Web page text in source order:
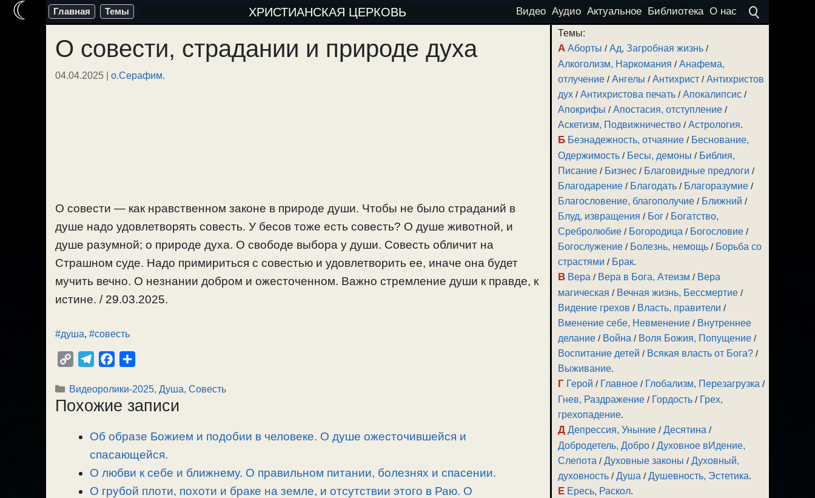
Перейти
содержимому
Главная Темы ХРИСТИАНСКАЯ ЦЕРКОВЬ Видео Аудио Актуальное Библиотека О нас
О совести, страдании и природе духа
04.04.2025 | о.Серафим.
О совести — как нравственном законе в природе души. Чтобы не было страданий в
душе надо удовлетворять совесть. У бесов тоже есть совесть? О душе животной, и
душе разумной; о природе духа. О свободе выбора у души. Совесть обличит на
Страшном суде. Надо примириться с совестью и удовлетворить ее, иначе она будет
мучить вечно. О незнании добром и ожесточенном. Важно стремление души к правде, к
истине. / 29.03.2025.
#душа, #совесть
p
y
l
e
r
a
m
c
e
o
o
k
п
р
в
и
т
ь
Рубрики
Видеоролики-2025, Душа, Совесть
Похожие записи
Об образе Божием и подобии в человеке. О душе ожесточившейся и
спасающейся.
О любви к себе и ближнему. О правильном питании, болезнях и спасении.
О грубой плоти, похоти и браке на земле, и отсутствии этого в Раю. О
Темы:
А Аборты /Ад, Загробная жизнь /
Алкоголизм, Наркомания /Анафема,
отлучение /Ангелы /Антихрист /Антихристов
дух /Антихристова печать /Апокалипсис /
Апокрифы /Апостасия, отступление /
Аскетизм, Подвижничество /Астрология.
Б Безнадежность, отчаяние / Беснование,
Одержимость / Бесы, демоны / Библия,
Писание / Бизнес / Благовидные предлоги /
Благодарение / Благодать / Благоразумие /
Благословение, благополучие / Ближний /
Блуд, извращения / Бог / Богатство,
Сребролюбие / Богородица / Богословие /
Богослужение / Болезнь, немощь / Борьба со
страстями / Брак.
В Вера / Вера в Бога, Атеизм / Вера
магическая / Вечная жизнь, Бессмертие /
Видение грехов / Власть, правители /
Вменение себе, Невменение / Внутреннее
делание / Война / Воля Божия, Попущение /
Воспитание детей / Всякая власть от Бога? /
Выживание.
Г Герой / Главное / Глобализм, Перезагрузка /
Гнев, Раздражение / Гордость / Грех,
грехопадение.
Д Депрессия, Уныние /Десятина /
Добродетель, Добро /Духовное вИдение,
Слепота /Духовные законы /Духовный,
духовность /Душа /Душевность, Эстетика.
Е Ересь, Раскол.
☾